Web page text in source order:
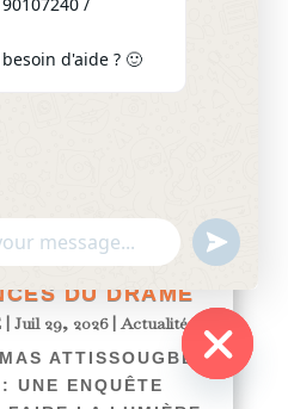
EN FRANCE :
OUVERTE POUR
SUR LES
DU DRAME
| Juil 29, 2026| Actualités
ATTISSOUGBE
UNE ENQUÊTE
d'aide ? 🙂
undefined